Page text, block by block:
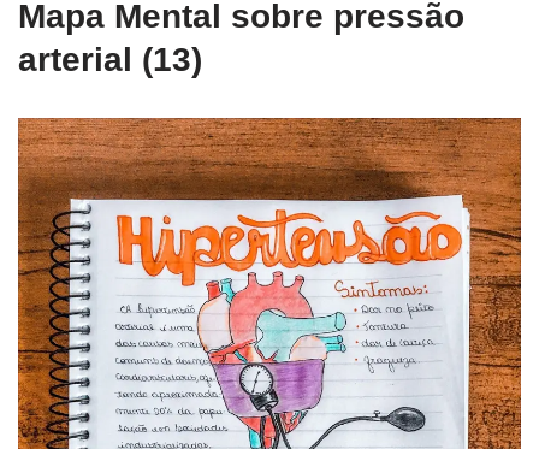
Mapa Mental sobre pressão
arterial (13)